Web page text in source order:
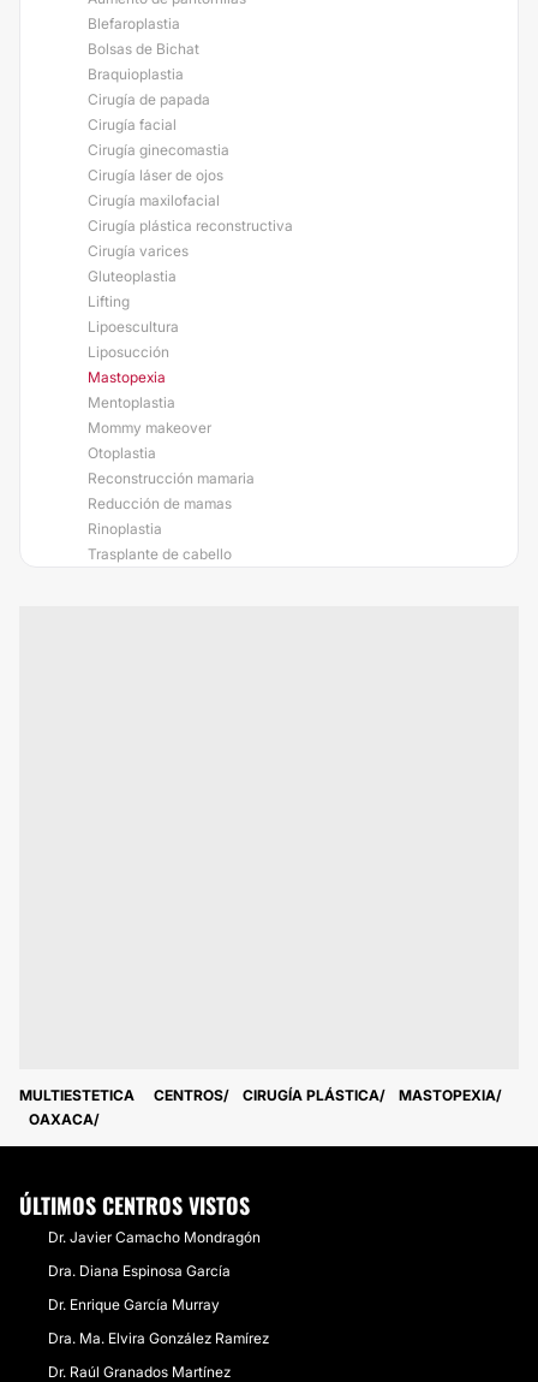
Blefaroplastia
Bolsas de Bichat
Braquioplastia
Cirugía de papada
Cirugía facial
Cirugía ginecomastia
Cirugía láser de ojos
Cirugía maxilofacial
Cirugía plástica reconstructiva
Cirugía varices
Gluteoplastia
Lifting
Lipoescultura
Liposucción
Mastopexia
Mentoplastia
Mommy makeover
Otoplastia
Reconstrucción mamaria
Reducción de mamas
Rinoplastia
Trasplante de cabello
MULTIESTETICA CENTROS CIRUGÍA PLÁSTICA
MASTOPEXIA
OAXACA
ÚLTIMOS CENTROS VISTOS
Dr. Javier Camacho Mondragón
Dra. Diana Espinosa García
Dr. Enrique García Murray
Dra. Ma. Elvira González Ramírez
Dr. Raúl Granados Martínez